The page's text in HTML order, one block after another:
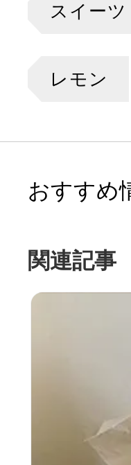
スイーツ
レモン
おすすめ
関連記事